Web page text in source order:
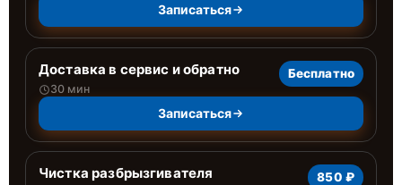
Записаться
Доставка в сервис и обратно
30 мин
Бесплатно
Записаться
Чистка разбрызгивателя 850 ₽